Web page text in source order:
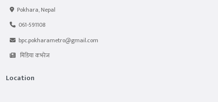
Pokhara, Nepal
061-591108
bpc.pokharametro@gmail.com
मिडिया कभरेज
Location